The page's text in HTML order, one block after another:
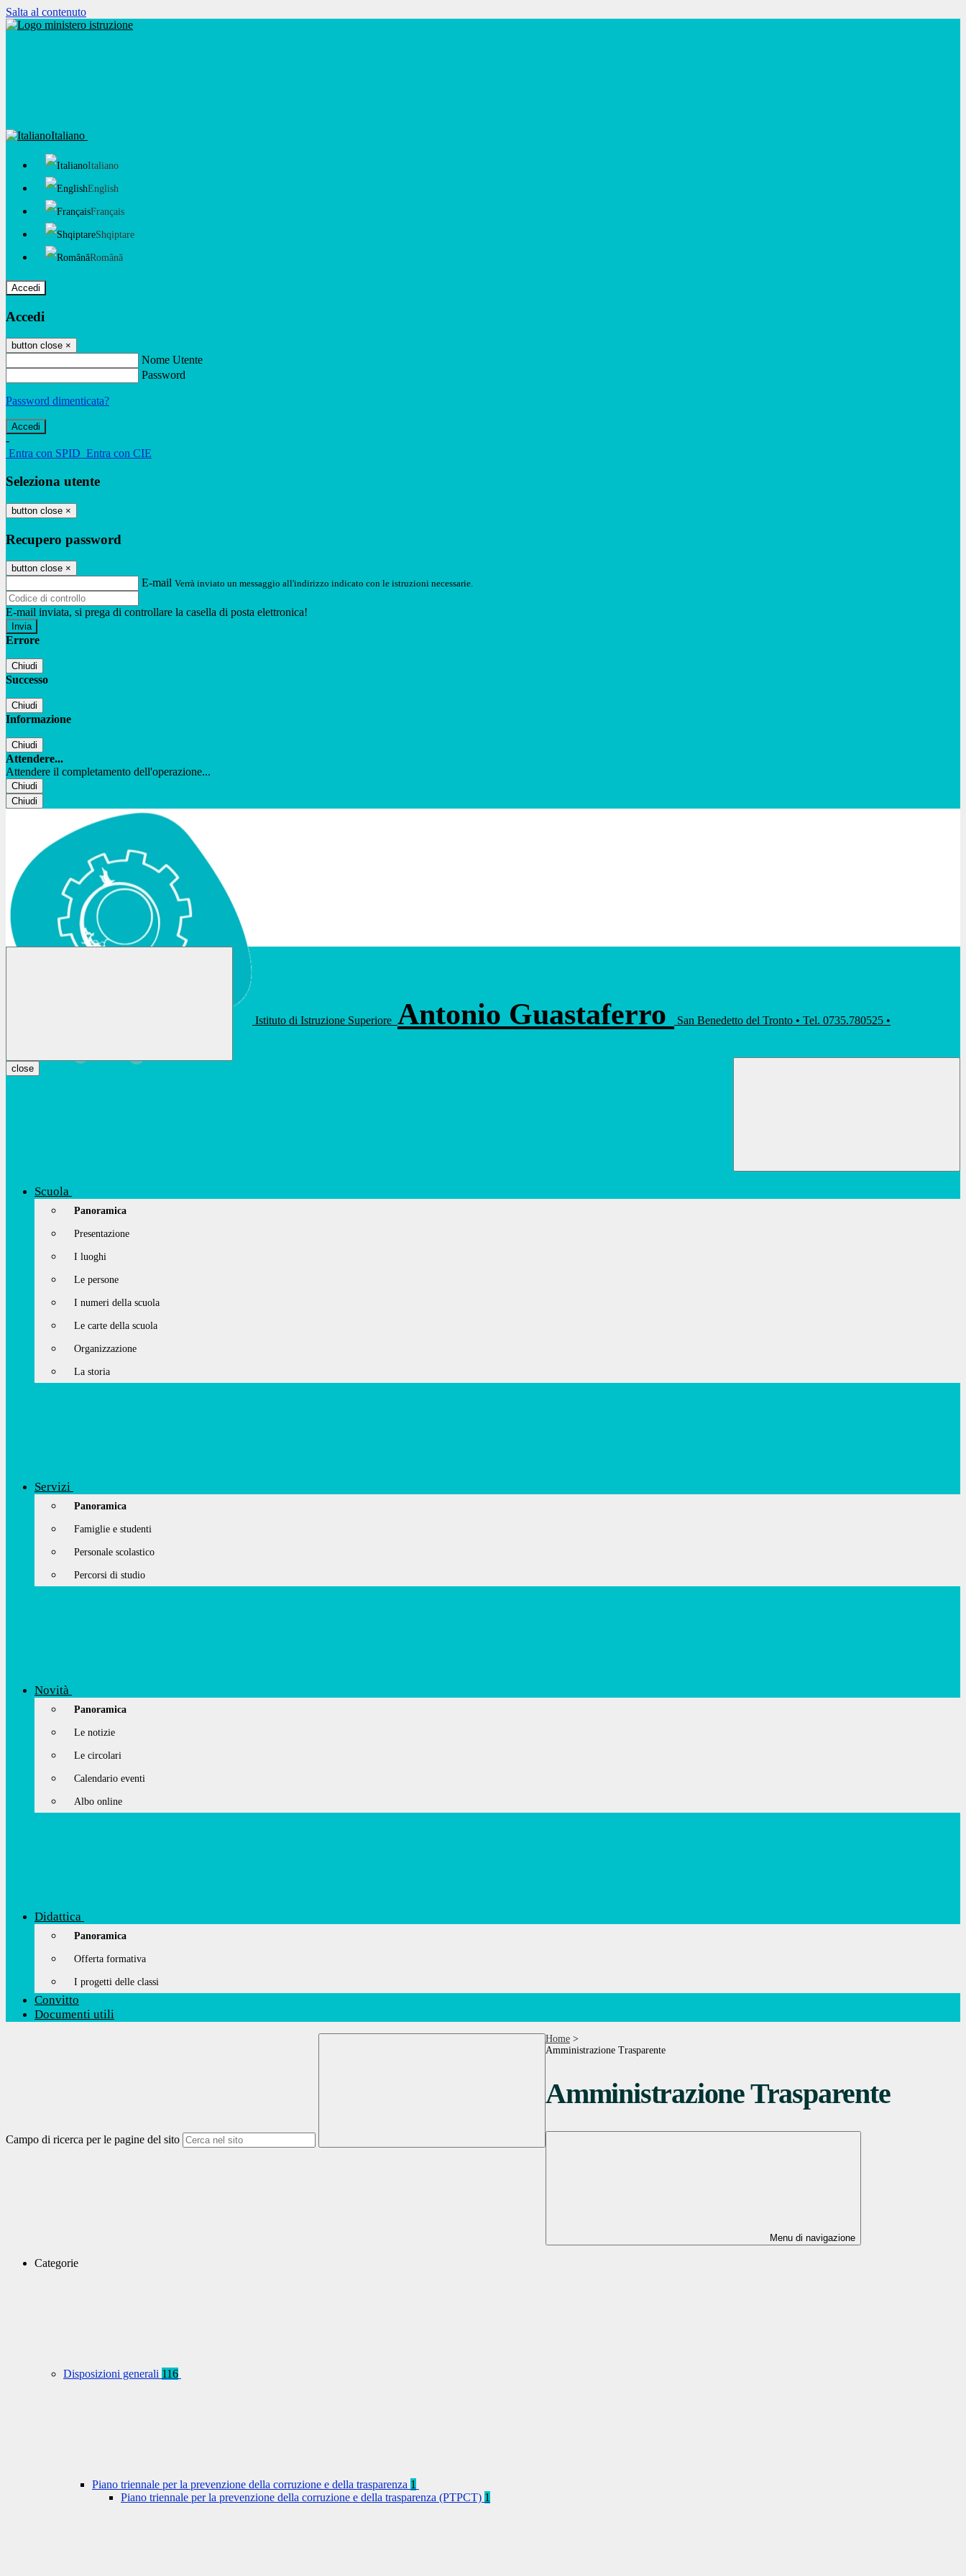
Salta al contenuto
Italiano
Italiano
English
Français
Shqiptare
Română
Accedi
Accedi
button close ×
Nome Utente
Password
Password dimenticata?
-
Entra con SPID Entra con CIE
Seleziona utente
button close ×
Recupero password
button close ×
E-mail Verrà inviato un messaggio all'indirizzo indicato con le istruzioni necessarie.
E-mail inviata, si prega di controllare la casella di posta elettronica!
Errore
Chiudi
Successo
Chiudi
Informazione
Chiudi
Attendere...
Attendere il completamento dell'operazione...
Chiudi
Chiudi
Istituto di Istruzione Superiore Antonio Guastaferro
San Benedetto del Tronto • Tel. 0735.780525 •
close
Scuola
Panoramica
Presentazione
I luoghi
Le persone
I numeri della scuola
Le carte della scuola
Organizzazione
La storia
Servizi
Panoramica
Famiglie e studenti
Personale scolastico
Percorsi di studio
Novità
Panoramica
Le notizie
Le circolari
Calendario eventi
Albo online
Didattica
Panoramica
Offerta formativa
I progetti delle classi
Convitto
Documenti utili
Campo di ricerca per le pagine del sito
Home >
Amministrazione Trasparente
Amministrazione Trasparente
Menu di navigazione
Categorie
Disposizioni generali 116
Piano triennale per la prevenzione della corruzione e della trasparenza 1
Piano triennale per la prevenzione della corruzione e della trasparenza (PTPCT) 1